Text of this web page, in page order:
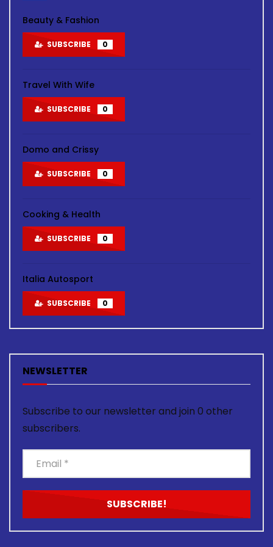
Beauty & Fashion
SUBSCRIBE 0
Travel With Wife
SUBSCRIBE 0
Domo and Crissy
SUBSCRIBE 0
Cooking & Health
SUBSCRIBE 0
Italia Autosport
SUBSCRIBE 0
NEWSLETTER
Subscribe to our newsletter and join 0 other
subscribers.